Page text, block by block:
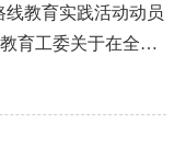
温餐车、洗碗一体
2000.0元）现金，产
未中标人，中标人
规定由集团指定供
在规定时间内交招
有质
6、投标报
统一部署，苏州市
大会，市委教育工